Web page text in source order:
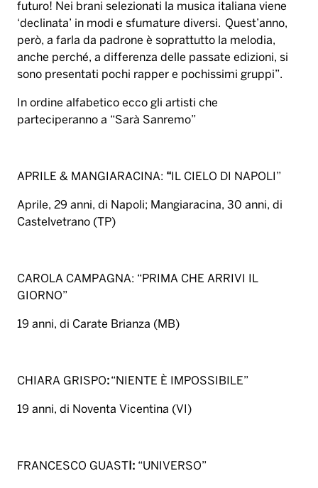
futuro! Nei brani selezionati la musica italiana viene
‘declinata’ in modi e sfumature diversi. Quest’anno,
però, a farla da padrone è soprattutto la melodia,
anche perché, a differenza delle passate edizioni, si
sono presentati pochi rapper e pochissimi gruppi”.
In ordine alfabetico ecco gli artisti che
parteciperanno a “Sarà Sanremo”
APRILE & MANGIARACINA: “ IL CIELO DI NAPOLI”
Aprile, 29 anni, di Napoli; Mangiaracina, 30 anni, di
Castelvetrano (TP)
CAROLA CAMPAGNA: “PRIMA CHE ARRIVI IL
GIORNO”
19 anni, di Carate Brianza (MB)
CHIARA GRISPO: “NIENTE È IMPOSSIBILE”
19 anni, di Noventa Vicentina (VI)
FRANCESCO GUAST I: “UNIVERSO”